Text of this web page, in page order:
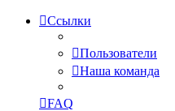
Ссылки
Пользователи
Наша команда
FAQ